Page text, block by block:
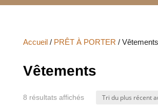
Accueil/ PRÊT À PORTER / Vêtements
Vêtements
8 résultats affichésTrié